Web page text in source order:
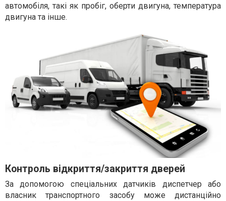
автомобіля, такі як пробіг, оберти двигуна, температура
двигуна та інше.
Контроль відкриття/закриття дверей
За допомогою спеціальних датчиків диспетчер або
власник транспортного засобу може дистанційно